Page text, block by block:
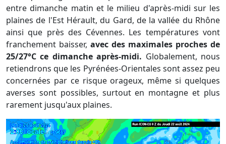
entre dimanche matin et le milieu d'après-midi sur les
plaines de l'Est Hérault, du Gard, de la vallée du Rhône
ainsi que près des Cévennes. Les températures vont
franchement baisser, avec des maximales proches de
25/27°C ce dimanche après-midi. Globalement, nous
retiendrons que les Pyrénées-Orientales sont assez peu
concernées par ce risque orageux, même si quelques
averses sont possibles, surtout en montagne et plus
rarement jusqu'aux plaines.